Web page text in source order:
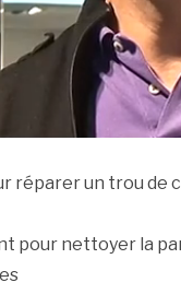
réparer un trou de
pour nettoyer la